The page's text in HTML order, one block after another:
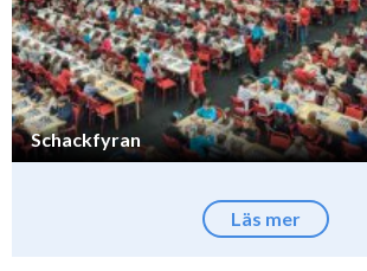
Schackfyran
Läs mer